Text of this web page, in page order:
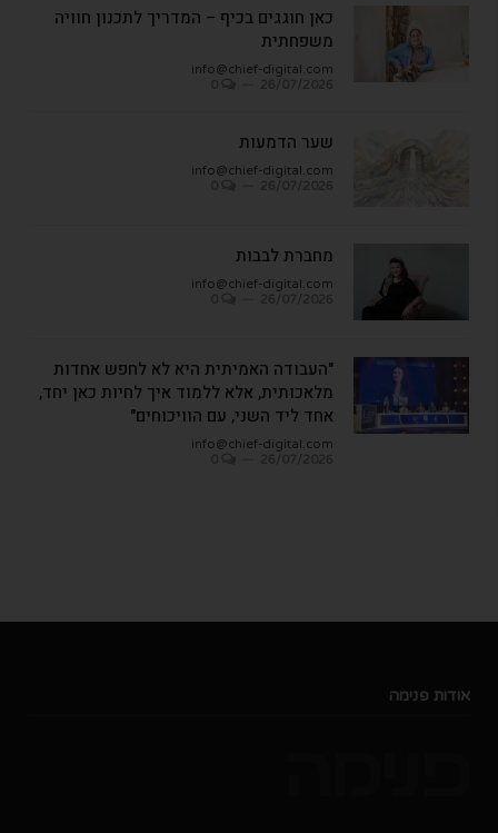
כאן חוגגים בכיף – המדריך לתכנון חוויה
משפחתית
info@chief-digital.com
שער הדמעות
info@chief-digital.com
מחברת לבבות
info@chief-digital.com
"העבודה האמיתית היא לא לחפש אחדות
מלאכותית, אלא ללמוד איך לחיות כאן יחד,
אחד ליד השני, עם הוויכוחים"
info@chief-digital.com
אודות פנימה